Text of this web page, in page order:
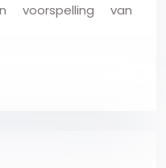
voorspelling van